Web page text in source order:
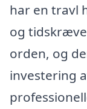
har en travl
og
orden, og
investering